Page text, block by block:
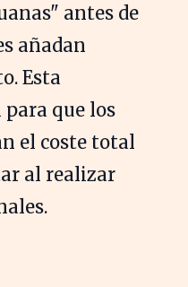
antes de
añadan
Esta
que los
el coste total
al realizar